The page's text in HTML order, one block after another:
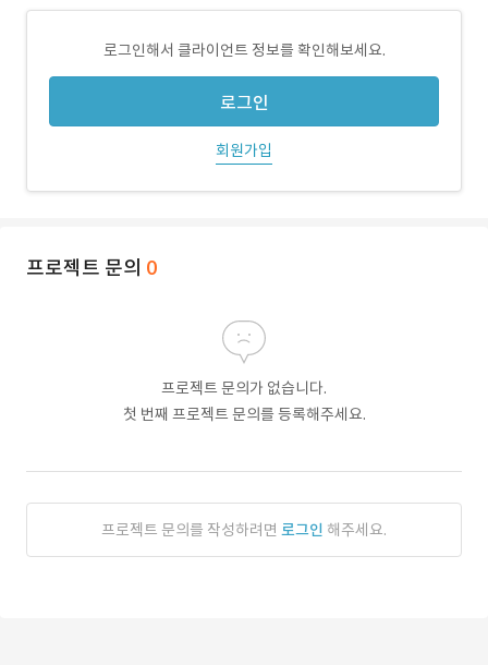
로그인해서 클라이언트 정보를 확인해보세요.
로그인
회원가입
프로젝트 문의 0
프로젝트 문의가 없습니다.
첫 번째 프로젝트 문의를 등록해주세요.
프로젝트 문의를 작성하려면 로그인 해주세요.